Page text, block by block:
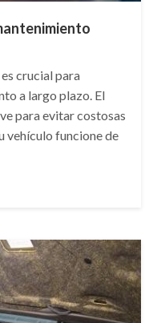
crucial para
a largo plazo. El
para evitar costosas
vehículo funcione de